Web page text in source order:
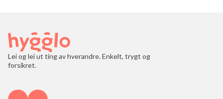
Lei og lei ut ting av hverandre. Enkelt, trygt og
forsikret.